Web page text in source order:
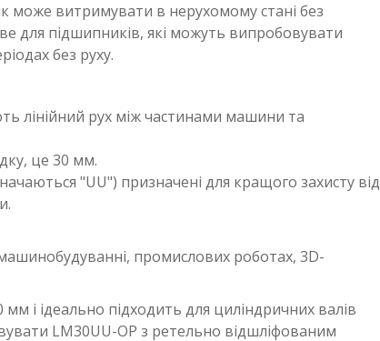
витримувати в нерухомому стані без
для підшипників, які можуть випробовувати
без руху.
лінійний рух між частинами машини та
це 30 мм.
"UU") призначені для кращого захисту від
промислових роботах, 3D-
і ідеально підходить для циліндричних валів
LM30UU-OP з ретельно відшліфованим